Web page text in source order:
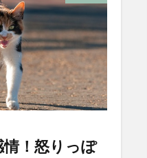
！怒りっぽ